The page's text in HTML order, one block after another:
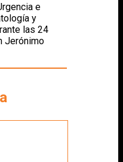
e
y
las 24
Jerónimo